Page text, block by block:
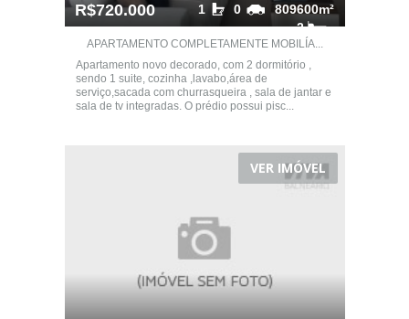
R$720.000 809600m²
0
1
2
APARTAMENTO COMPLETAMENTE MOBILÍA...
Apartamento novo decorado, com 2 dormitório ,
sendo 1 suite, cozinha ,lavabo,área de
serviço,sacada com churrasqueira , sala de jantar e
sala de tv integradas. O prédio possui pisc...
VER IMÓVEL